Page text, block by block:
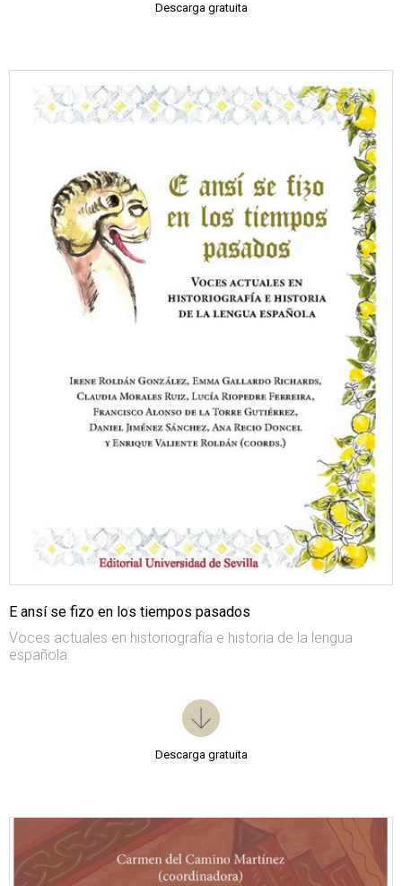
Descarga gratuita
E ansí se fizo en los tiempos pasados
Voces actuales en historiografía e historia de la lengua
española
Descarga gratuita